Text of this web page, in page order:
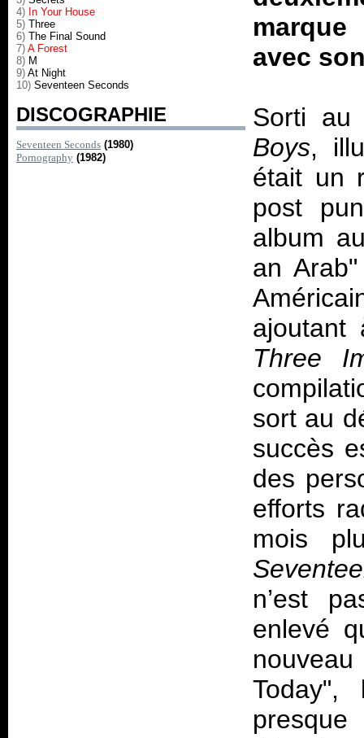
4) In Your House
5) Three
6) The Final Sound
7) A Forest
8) M
9) At Night
10) Seventeen Seconds
DISCOGRAPHIE
Seventeen Seconds (1980)
Pornography (1982)
avec
Sorti au
Boys,
était un
post
album
an
ajoutant
Three
sort au
succès
des
efforts
mois
n’est
enlevé
Today",